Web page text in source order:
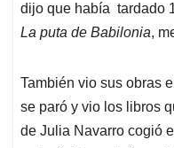
dijo que había tardado
La puta de Babilonia,
También vio sus obras
se paró y vio los libros
de Julia Navarro cogió